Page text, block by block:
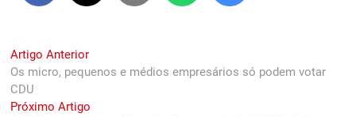
Navegação
de
artigos
Artigo AnteriorPrevious
post:
Os micro, pequenos e médios empresários só podem votar
CDU
Próximo Artigo